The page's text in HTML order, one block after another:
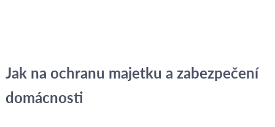
Jak na ochranu majetku a zabezpečení
domácnosti